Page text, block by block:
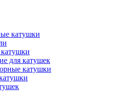
катушки
для катушек
катушки